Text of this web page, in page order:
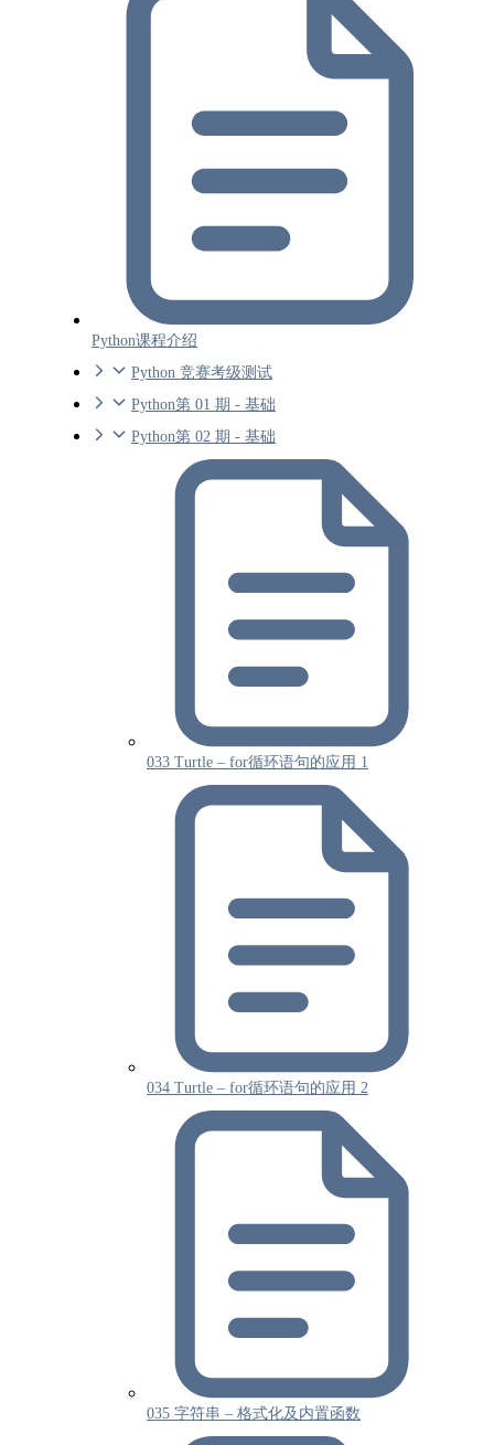
Python课程介绍
Python 竞赛考级测试
Python第 01 期 - 基础
Python第 02 期 - 基础
033 Turtle – for循环语句的应用 1
034 Turtle – for循环语句的应用 2
035 字符串 – 格式化及内置函数